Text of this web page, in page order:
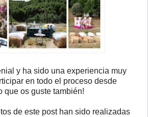
y ha sido una experiencia muy
en todo el proceso desde
que os guste también!
de este post han sido realizadas